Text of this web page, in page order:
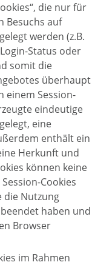
die nur für
Besuchs auf
werden (z.B.
Status oder
somit die
überhaupt
einem Session-
eindeutige
eine
enthält ein
Herkunft und
können keine
Cookies
die Nutzung
haben und
Browser
im Rahmen